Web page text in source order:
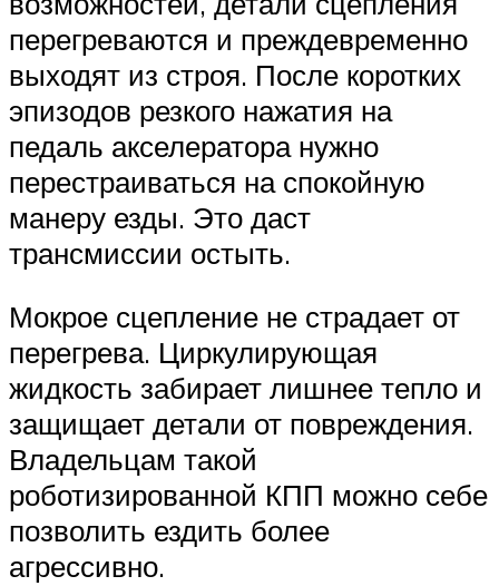
перегреваются и преждевременно
выходят из строя. После коротких
эпизодов резкого нажатия на
педаль акселератора нужно
перестраиваться на спокойную
манеру езды. Это даст
трансмиссии остыть.
Мокрое сцепление не страдает от
перегрева. Циркулирующая
жидкость забирает лишнее тепло и
защищает детали от повреждения.
Владельцам такой
роботизированной КПП можно себе
позволить ездить более
агрессивно.